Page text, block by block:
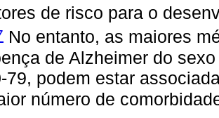
de risco para o
No entanto, as maiores
de Alzheimer do
79, podem estar
número de